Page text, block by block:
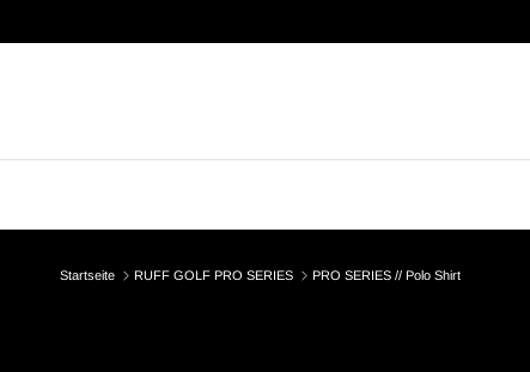
Startseite RUFF GOLF PRO SERIES PRO SERIES // Polo Shirt